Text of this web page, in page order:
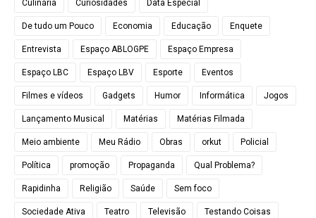
Culinária Curiosidades Data Especial
De tudo um Pouco Economia Educação Enquete
Entrevista Espaço ABLOGPE Espaço Empresa
Espaço LBC Espaço LBV Esporte Eventos
Filmes e vídeos Gadgets Humor Informática Jogos
Lançamento Musical Matérias Matérias Filmada
Meio ambiente Meu Rádio Obras orkut Policial
Política promoção Propaganda Qual Problema?
Rapidinha Religião Saúde Sem foco
Sociedade Ativa Teatro Televisão Testando Coisas